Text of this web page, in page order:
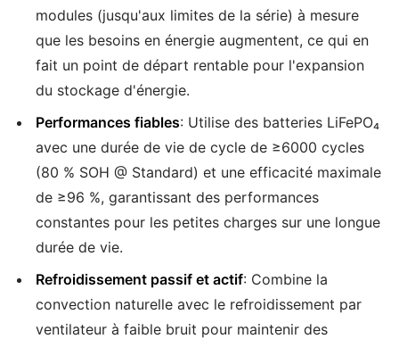
modules (jusqu'aux limites de la série) à mesure
que les besoins en énergie augmentent, ce qui en
fait un point de départ rentable pour l'expansion
du stockage d'énergie.
Performances fiables: Utilise des batteries LiFePO₄
avec une durée de vie de cycle de ≥6000 cycles
(80 % SOH @ Standard) et une efficacité maximale
de ≥96 %, garantissant des performances
constantes pour les petites charges sur une longue
durée de vie.
Refroidissement passif et actif: Combine la
convection naturelle avec le refroidissement par
ventilateur à faible bruit pour maintenir des